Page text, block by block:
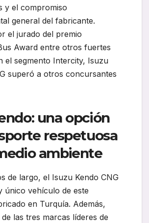
y el compromiso
general del fabricante.
el jurado del premio
Award entre otros fuertes
el segmento Intercity, Isuzu
superó a otros concursantes
una opción
respetuosa
ambiente
de largo, el Isuzu Kendo CNG
único vehículo de este
en Turquía. Además,
las tres marcas líderes de